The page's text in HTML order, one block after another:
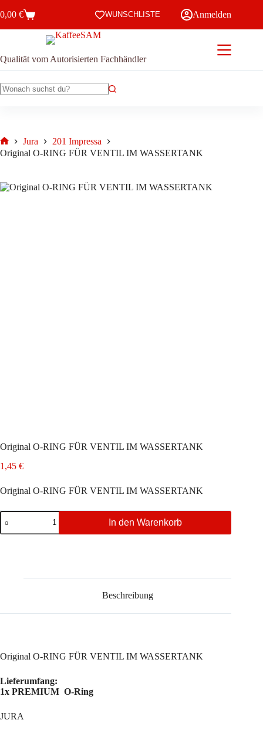
Inhalt
Warenkorb
0,00 € WUNSCHLISTE Anmelden
Qualität vom Autorisierten Fachhändler
Start
Jura
201 Impressa
Original O-RING FÜR VENTIL IM WASSERTANK
Original O-RING FÜR VENTIL IM WASSERTANK
1,45 €
Original O-RING FÜR VENTIL IM WASSERTANK
Original
O-
RING
In den Warenkorb
Beschreibung
Original O-RING FÜR VENTIL IM WASSERTANK
Lieferumfang:
1x PREMIUM O-Ring
JURA